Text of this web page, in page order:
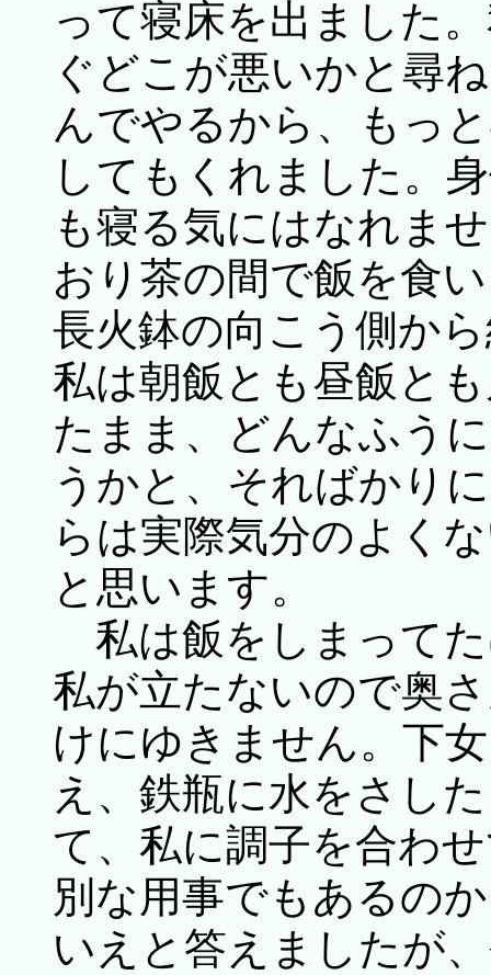
って寝床を出ました
ぐどこが悪いかと尋
んでやるから、もっ
してもくれました。
も寝る気にはなれま
おり茶の間で飯を食
長火鉢の向こう側か
私は朝飯とも昼飯と
たまま、どんなふう
うかと、そればかり
らは実際気分のよく
と思います。
私は飯をしまって
私が立たないので奥
けにゆきません。下
え、鉄瓶に水をさし
て、私に調子を合わ
別な用事でもあるの
いえと答えましたが